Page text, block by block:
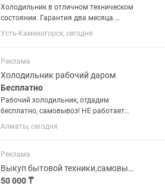
Холодильник в отличном техническом
состоянии. Гарантия два месяца.
Доставка до подъезда бесплатно.
Усть-Каменогорск, сегодня
Реклама
Холодильник рабочий даром
Бесплатно
Рабочий холодильник, отдадим
бесплатно, самовывоз! НЕ работает
лампочка внутри, датчик открытой
двери, черный дисплей на двери
Алматы, сегодня
Реклама
Выкуп бытовой техники,самовывоз.
50 000 ₸